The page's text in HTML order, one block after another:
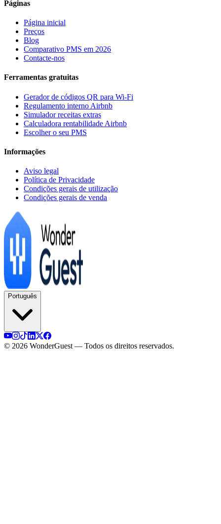
Páginas
Página inicial
Preços
Blog
Comparativo PMS em 2026
Contacte-nos
Ferramentas gratuitas
Gerador de códigos QR para Wi-Fi
Regulamento interno Airbnb
Simulador receitas extras
Calculadora rentabilidade Airbnb
Escolher o seu PMS
Informações
Aviso legal
Política de Privacidade
Condições gerais de utilização
Condições gerais de venda
Português
© 2026 WonderGuest — Todos os direitos reservados.